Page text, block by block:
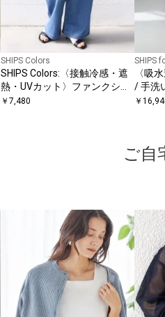
SHIPS Colors
SHIPS Colors:〈接触冷感・遮
熱・UVカット〉ファンクショ
ン デニム イージー パンツ◇
￥ 7,480
SHIPS
〈吸
/ 手洗
ト パン
￥
ご自